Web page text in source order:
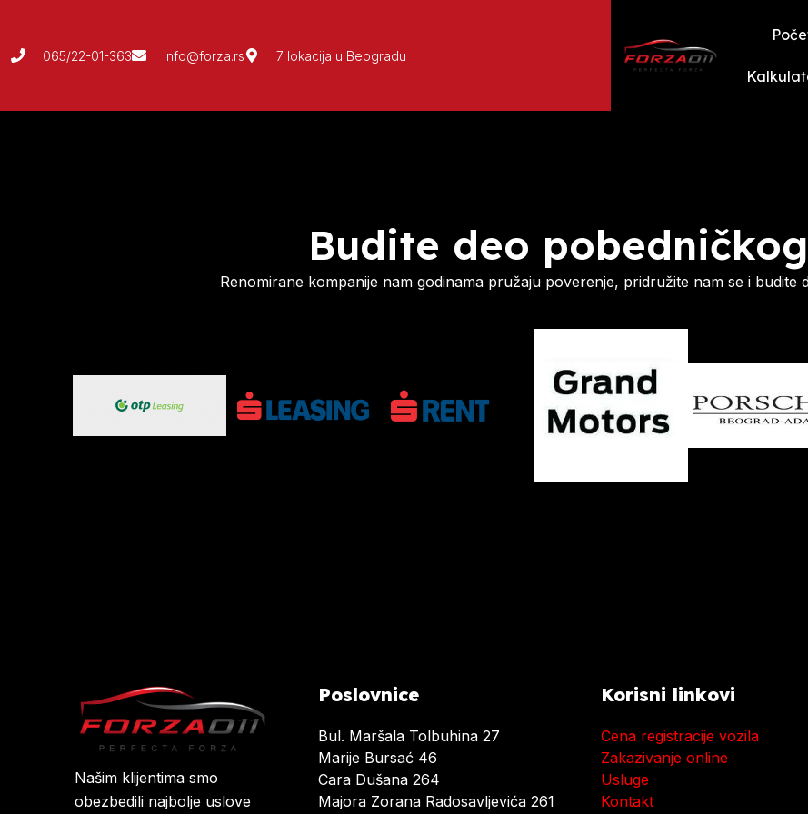
065/22-01-363 info@forza.rs 7 lokacija u Beogradu
Budite deo
Renomirane kompanije nam godinama pružaju poverenje, pridružite nam se i budite
Našim klijentima smo
obezbedili najbolje uslove
Poslovnice
Bul. Maršala Tolbuhina 27
Marije Bursać 46
Cara Dušana 264
Majora Zorana Radosavljevića 261
Korisni linkovi
Cena registracije vozila
Zakazivanje online
Usluge
Kontakt